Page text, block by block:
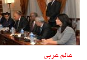
عالم عربى